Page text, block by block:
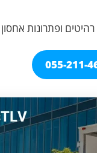
ופתרונות אחסון
055-211-